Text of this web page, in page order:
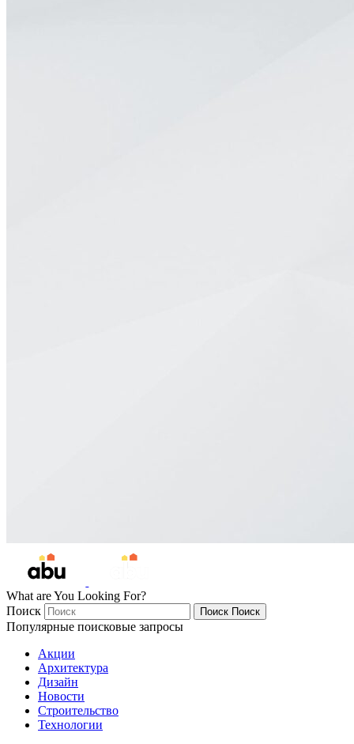
What are You Looking For?
Поиск
Поиск Поиск
Популярные поисковые запросы
Акции
Архитектура
Дизайн
Новости
Строительство
Технологии